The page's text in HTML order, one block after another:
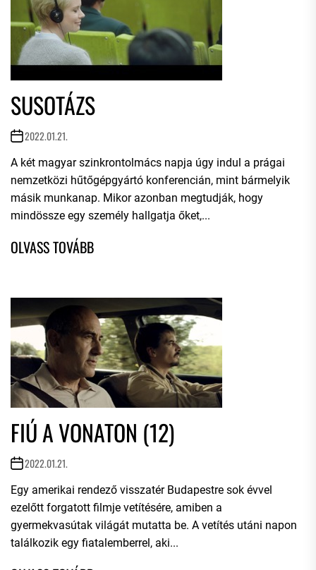
SUSOTÁZS
2022.01.21.
A két magyar szinkrontolmács napja úgy indul a prágai
nemzetközi hűtőgépgyártó konferencián, mint bármelyik
másik munkanap. Mikor azonban megtudják, hogy
mindössze egy személy hallgatja őket,...
FIÚ A VONATON (12)
2022.01.21.
Egy amerikai rendező visszatér Budapestre sok évvel
ezelőtt forgatott filmje vetítésére, amiben a
gyermekvasútak világát mutatta be. A vetítés utáni napon
találkozik egy fiatalemberrel, aki...